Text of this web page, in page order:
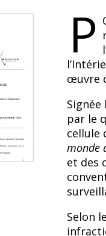
P
œuvre
par le
cellule
monde
et des
Selon